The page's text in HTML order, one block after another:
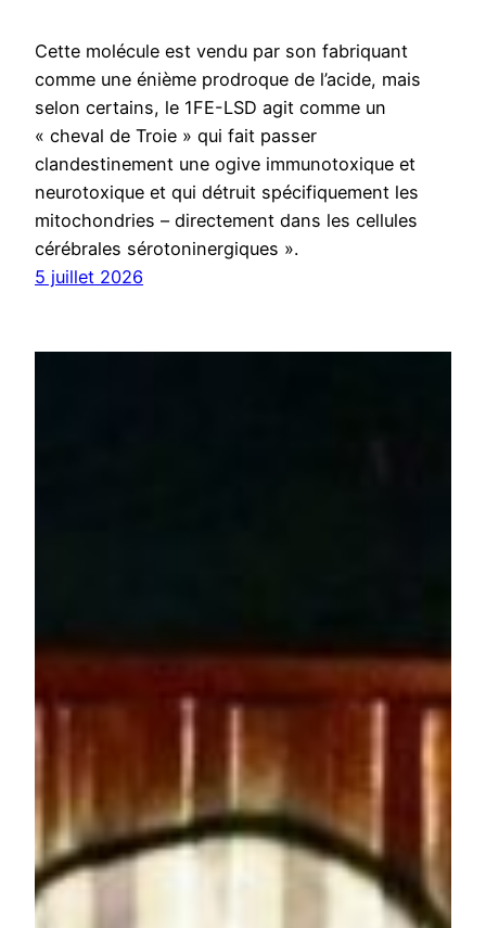
Cette molécule est vendu par son fabriquant
comme une énième prodroque de l’acide, mais
selon certains, le 1FE-LSD agit comme un
« cheval de Troie » qui fait passer
clandestinement une ogive immunotoxique et
neurotoxique et qui détruit spécifiquement les
mitochondries – directement dans les cellules
cérébrales sérotoninergiques ».
5 juillet 2026